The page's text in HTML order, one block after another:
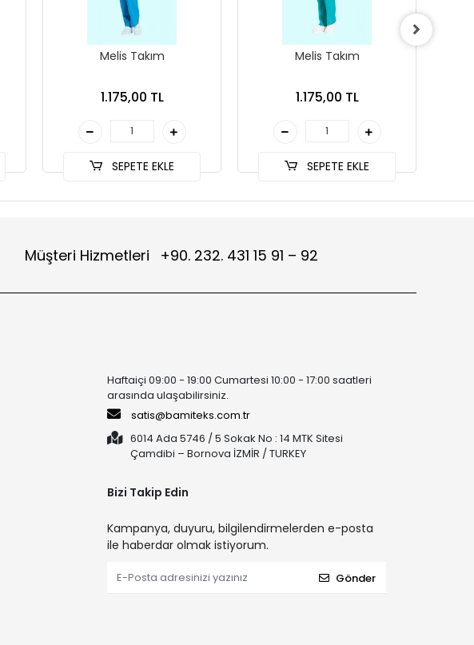
Melis Takım
1.175,00 TL
SEPETE EKLE
Melis Takım
1.175,00 TL
SEPETE EKLE
Müşteri Hizmetleri +90. 232. 431 15 91 – 92
Haftaiçi 09:00 - 19:00 Cumartesi 10:00 - 17:00 saatleri
arasında ulaşabilirsiniz.
satis@bamiteks.com.tr
6014 Ada 5746 / 5 Sokak No : 14 MTK Sitesi
Çamdibi – Bornova İZMİR / TURKEY
Bizi Takip Edin
Kampanya, duyuru, bilgilendirmelerden e-posta
ile haberdar olmak istiyorum.
Gönder